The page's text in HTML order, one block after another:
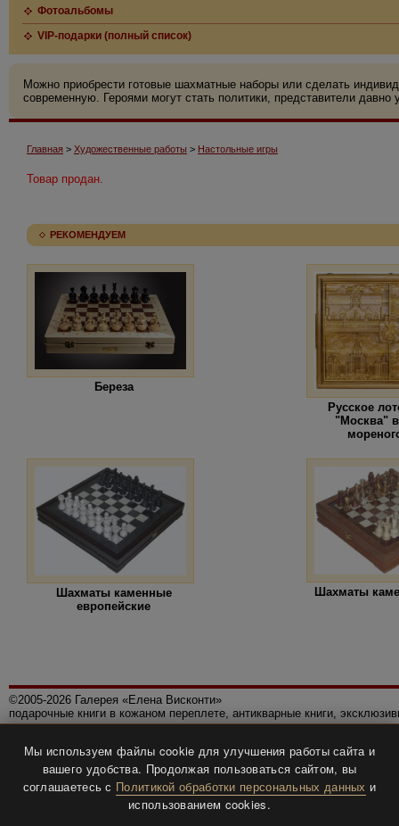
Фотоальбомы
VIP-подарки (полный список)
Можно приобрести готовые шахматные наборы или сделать
современную. Героями могут стать политики, представители
Главная > Художественные работы > Настольные игры
Товар продан.
РЕКОМЕНДУЕМ
Береза
Русское
"Москва"
Шахматы каменные
европейские
Шахматы
©2005-2026 Галерея «Елена Висконти»
подарочные книги в кожаном переплете, антикварные книги,
Политика конфиденциальности
Все права защищены.
Разработка и дизайнBTV-info.
Мы используем файлы cookie для улучшения работы сайта и
вашего удобства. Продолжая пользоваться сайтом, вы
соглашаетесь с Политикой обработки персональных данных и
использованием cookies.